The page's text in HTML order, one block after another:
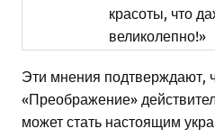
красоты, что
великолепно!»
Эти мнения подтверждают,
«Преображение»
может стать настоящим